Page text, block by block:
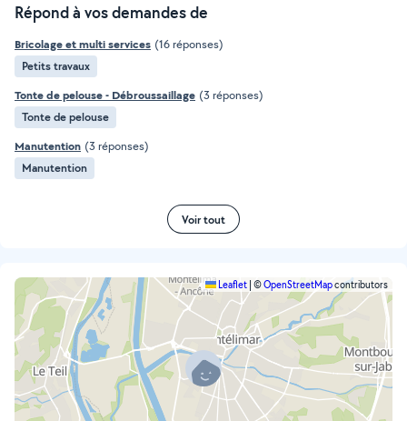
Répond à vos demandes de
Bricolage et multi services (16 réponses)
Petits travaux
Tonte de pelouse - Débroussaillage (3 réponses)
Tonte de pelouse
Manutention (3 réponses)
Manutention
Voir tout
Leaflet ©OpenStreetMapcontributors